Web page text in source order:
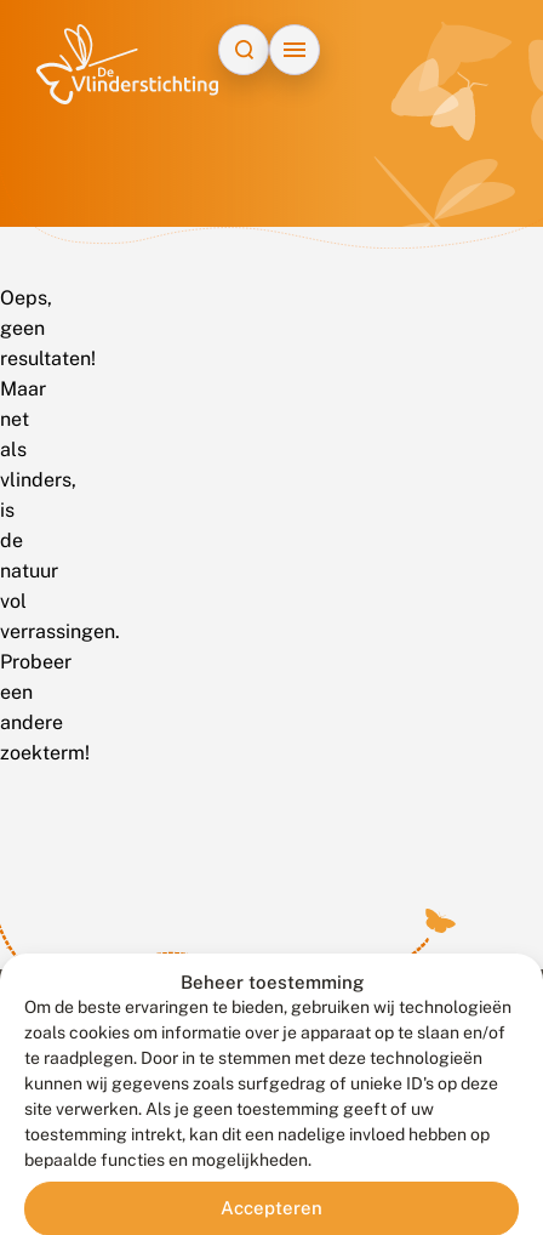
Beheer toestemming
Om de beste ervaringen te bieden, gebruiken wij technologieën
zoals cookies om informatie over je apparaat op te slaan en/of
te raadplegen. Door in te stemmen met deze technologieën
kunnen wij gegevens zoals surfgedrag of unieke ID's op deze
site verwerken. Als je geen toestemming geeft of uw
toestemming intrekt, kan dit een nadelige invloed hebben op
bepaalde functies en mogelijkheden.
Accepteren
Oeps,
geen
resultaten!
Maar
net
als
vlinders,
is
de
natuur
vol
verrassingen.
Probeer
een
andere
zoekterm!
Contact
Veelgestelde vragen
Meld waarnemingen© 2026 Vlinderstichting
Duurzaam ontwikkeld door
Go2People
, ontworpen door
Blue Field Agency
Privacy
Disclaimer
Sitemap